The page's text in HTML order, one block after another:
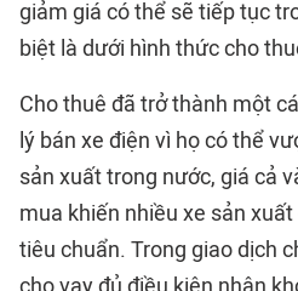
giảm giá có thể sẽ tiếp tục
biệt là dưới hình thức cho
Cho thuê đã trở thành một
lý bán xe điện vì họ có thể
sản xuất trong nước, giá cả
mua khiến nhiều xe sản
tiêu chuẩn. Trong giao dịch